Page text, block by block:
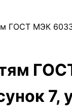
ГОСТ МЭК
7,